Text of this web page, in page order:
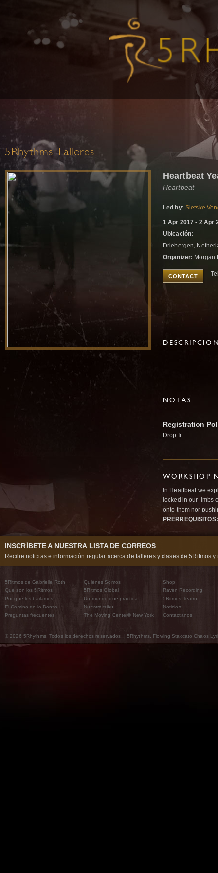
5Rhythms Talleres
Heartbeat
Heartbeat
Led by: Sietske
1 Apr 2017 - 2 Apr
Ubicación: --, --
Driebergen,
Organizer: Morgan
CONTACT
NOTAS
Registration
Drop In
WORKSHOP
In Heartbeat we
locked in our limbs
onto them nor
PRERREQUISITOS:
INSCRÍBETE A NUESTRA LISTA DE CORREOS
Recibe noticias e información regular acerca de talleres y clases de 5Ritmos y
5Ritmos de Gabrielle Roth
Qué son los 5Ritmos
Por qué los bailamos
El Camino de la Danza
Preguntas frecuentes
Quiénes Somos
5Ritmos Global
Un mundo que practica
Nuestra tribu
The Moving Center® New York
Shop
Raven Recording
5Ritmos Teatro
Noticias
Contáctanos
© 2026 5Rhythms. Todos los derechos reservados. | 5Rhythms, Flowing Staccato Chaos